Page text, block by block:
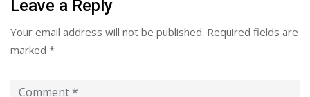
Leave a Reply
Your email address will not be published. Required fields are
marked *